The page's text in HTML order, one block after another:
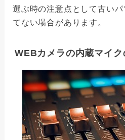
選ぶ時の注意点として古い
てない場合があります。
WEBカメラの内蔵マイク